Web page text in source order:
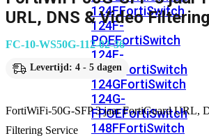
124FFortiSwitch
124F-
POEFortiSwitch
124F-
FPOE FortiSwitch
124GFortiSwitch
124G-
FPOEFortiSwitch
148FFortiSwitch
URL, DNS & Video
FC-10-WS50G-112-02-36
Levertijd: 4 - 5 dagen
FortiWiFi-50G-SFP 3 jaar FortiGuard URL,
Filtering Service